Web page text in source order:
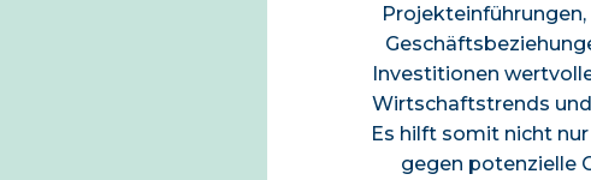
Investitionen
Wirtschaftstrends
Es hilft somit nicht
gegen potenzielle